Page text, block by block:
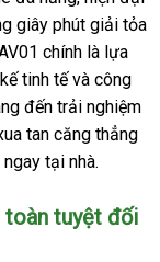
giây phút giải tỏa
chính là lựa
tinh tế và công
đến trải nghiệm
tan căng thẳng
tại nhà.
toàn tuyệt đối